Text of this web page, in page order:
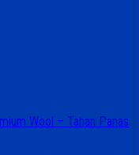
Wool – Tahan Panas